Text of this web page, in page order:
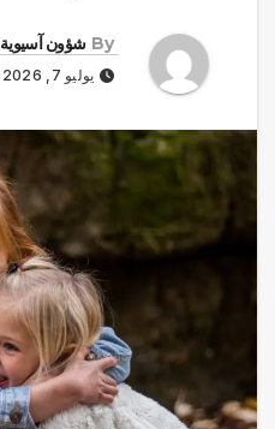
By شؤون آسيوية
يوليو 7, 2026